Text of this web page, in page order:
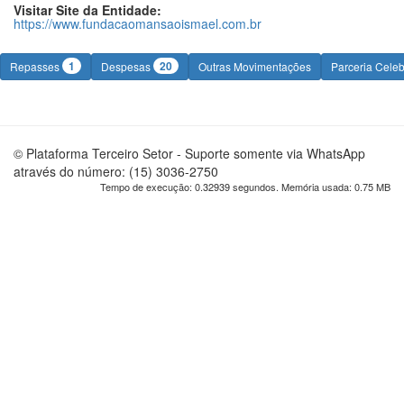
Visitar Site da Entidade:
https://www.fundacaomansaoismael.com.br
Repasses 1 Despesas 20 Outras Movimentações Parceria
© Plataforma Terceiro Setor - Suporte somente via WhatsApp
através do número: (15) 3036-2750
Tempo de execução: 0.32939 segundos. Memória usada: 0.75 MB